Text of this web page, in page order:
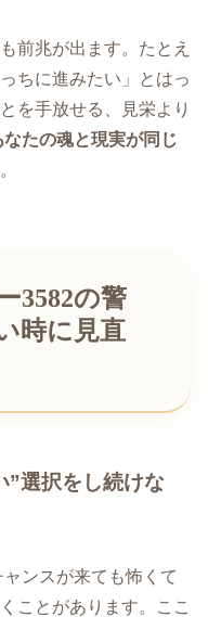
前兆が出ます。たとえ
ちに進みたい」とはっ
を手放せる、見栄より
なたの魂と現実が同じ
3582の警
時に見直
”選択をし続けな
ンスが来ても怖くて
ことがあります。ここ